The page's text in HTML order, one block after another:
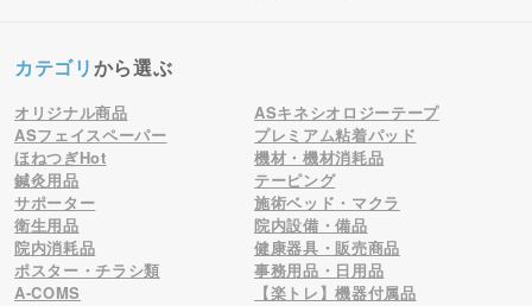
カテゴリから選ぶ
オリジナル商品
ASキネシオロジーテープ
ASフェイスペーパー
プレミアム粘着パッド
ほねつぎHot
機材・機材消耗品
鍼灸用品
テーピング
サポーター
施術ベッド・マクラ
衛生用品
院内設備・備品
院内消耗品
健康器具・販売商品
ポスター・チラシ類
事務用品・日用品
A-COMS
【楽トレ】機器付属品